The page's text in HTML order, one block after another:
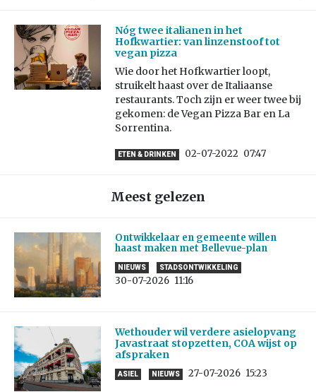
Nóg twee italianen in het
Hofkwartier: van linzenstoof tot
vegan pizza
Wie door het Hofkwartier loopt,
struikelt haast over de Italiaanse
restaurants. Toch zijn er weer twee bij
gekomen: de Vegan Pizza Bar en La
Sorrentina.
ETEN & DRINKEN 02-07-2022 07:47
Meest gelezen
Ontwikkelaar en gemeente willen
haast maken met Bellevue-plan
NIEUWS STADSONTWIKKELING
30-07-2026 11:16
Wethouder wil verdere asielopvang
Javastraat stopzetten, COA wijst op
afspraken
ASIEL NIEUWS 27-07-2026 15:23